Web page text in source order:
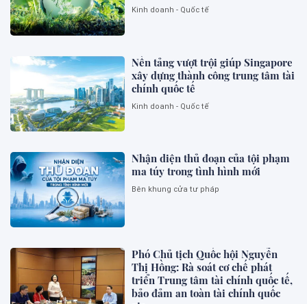
Kinh doanh - Quốc tế
Nền tảng vượt trội giúp Singapore
xây dựng thành công trung tâm tài
chính quốc tế
Kinh doanh - Quốc tế
Nhận diện thủ đoạn của tội phạm
ma túy trong tình hình mới
Bên khung cửa tư pháp
Phó Chủ tịch Quốc hội Nguyễn
Thị Hồng: Rà soát cơ chế phát
triển Trung tâm tài chính quốc tế,
bảo đảm an toàn tài chính quốc